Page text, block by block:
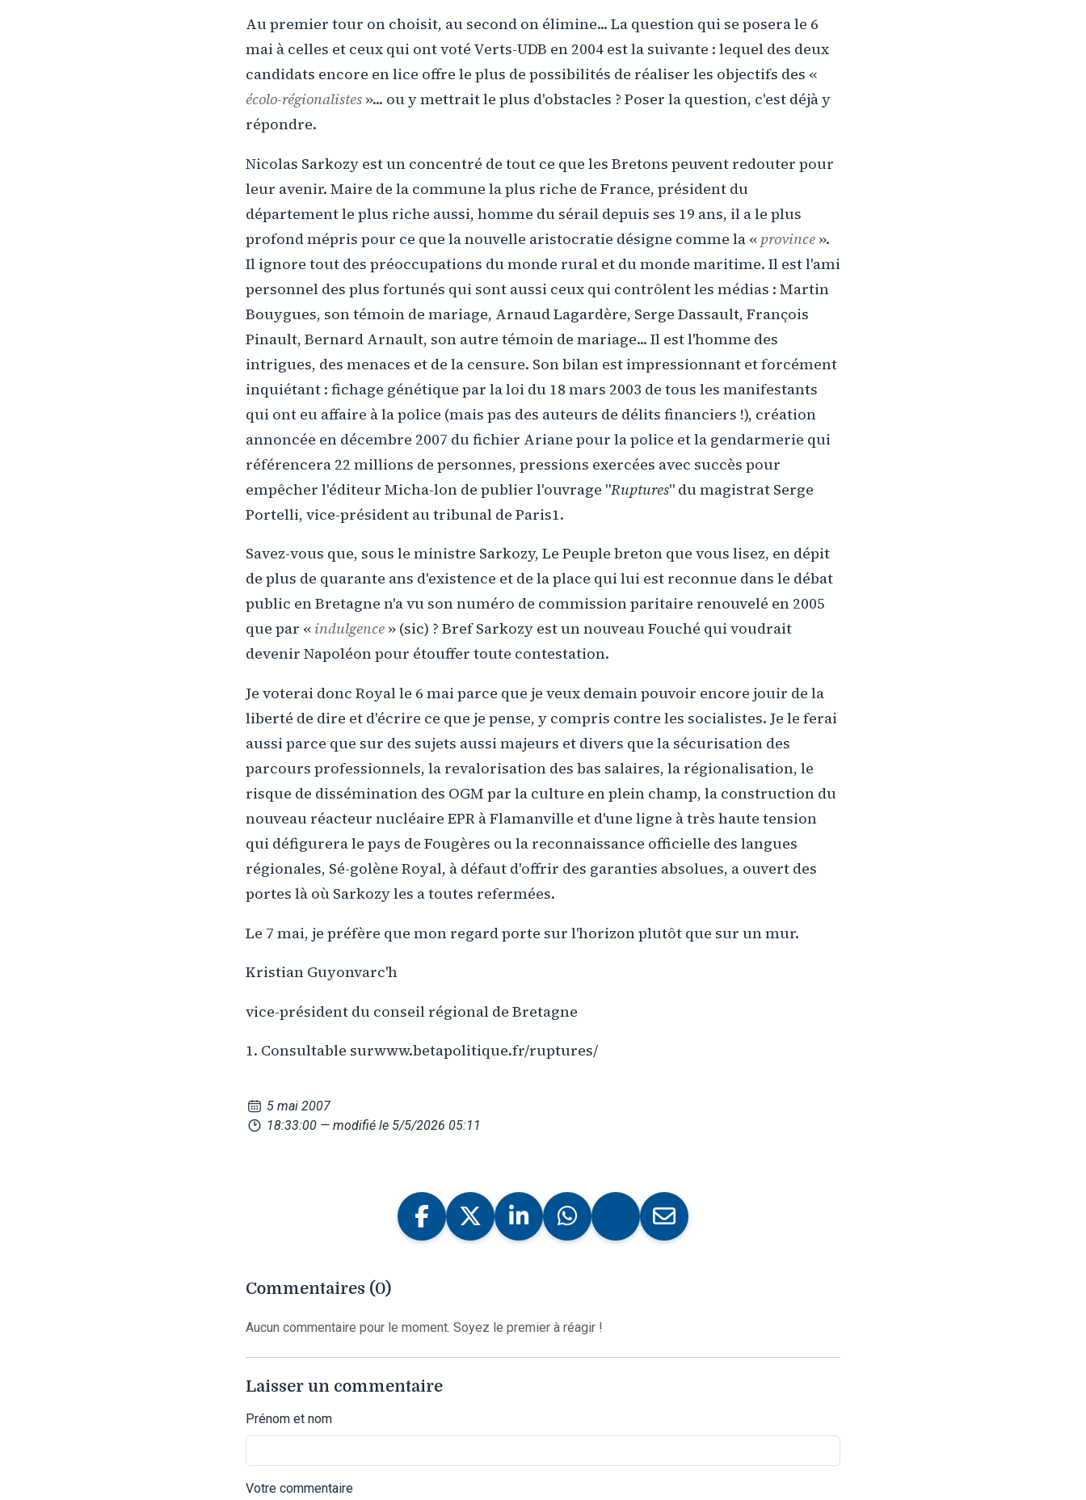
Au premier tour on choisit, au second on élimine... La question qui se posera le 6
mai à celles et ceux qui ont voté Verts-UDB en 2004 est la suivante : lequel des deux
candidats encore en lice offre le plus de possibilités de réaliser les objectifs des «
écolo-régionalistes »... ou y mettrait le plus d'obstacles ? Poser la question, c'est déjà y
répondre.
Nicolas Sarkozy est un concentré de tout ce que les Bretons peuvent redouter pour
leur avenir. Maire de la commune la plus riche de France, président du
département le plus riche aussi, homme du sérail depuis ses 19 ans, il a le plus
profond mépris pour ce que la nouvelle aristocratie désigne comme la « province ».
Il ignore tout des préoccupations du monde rural et du monde maritime. Il est l'ami
personnel des plus fortunés qui sont aussi ceux qui contrôlent les médias : Martin
Bouygues, son témoin de mariage, Arnaud Lagardère, Serge Dassault, François
Pinault, Bernard Arnault, son autre témoin de mariage... Il est l'homme des
intrigues, des menaces et de la censure. Son bilan est impressionnant et forcément
inquiétant : fichage génétique par la loi du 18 mars 2003 de tous les manifestants
qui ont eu affaire à la police (mais pas des auteurs de délits financiers !), création
annoncée en décembre 2007 du fichier Ariane pour la police et la gendarmerie qui
référencera 22 millions de personnes, pressions exercées avec succès pour
empêcher l'éditeur Micha-lon de publier l'ouvrage "Ruptures" du magistrat Serge
Portelli, vice-président au tribunal de Paris1.
Savez-vous que, sous le ministre Sarkozy, Le Peuple breton que vous lisez, en dépit
de plus de quarante ans d'existence et de la place qui lui est reconnue dans le débat
public en Bretagne n'a vu son numéro de commission paritaire renouvelé en 2005
que par « indulgence » (sic) ? Bref Sarkozy est un nouveau Fouché qui voudrait
devenir Napoléon pour étouffer toute contestation.
Je voterai donc Royal le 6 mai parce que je veux demain pouvoir encore jouir de la
liberté de dire et d'écrire ce que je pense, y compris contre les socialistes. Je le ferai
aussi parce que sur des sujets aussi majeurs et divers que la sécurisation des
parcours professionnels, la revalorisation des bas salaires, la régionalisation, le
risque de dissémination des OGM par la culture en plein champ, la construction du
nouveau réacteur nucléaire EPR à Flamanville et d'une ligne à très haute tension
qui défigurera le pays de Fougères ou la reconnaissance officielle des langues
régionales, Sé-golène Royal, à défaut d'offrir des garanties absolues, a ouvert des
portes là où Sarkozy les a toutes refermées.
Le 7 mai, je préfère que mon regard porte sur l'horizon plutôt que sur un mur.
Kristian Guyonvarc'h
vice-président du conseil régional de Bretagne
1. Consultable surwww.betapolitique.fr/ruptures/
5 mai 2007
18:33:00 — modifié le 5/5/2026 05:11
Commentaires (0)
Aucun commentaire pour le moment. Soyez le premier à réagir !
Laisser un commentaire
Prénom et nom
Votre commentaire